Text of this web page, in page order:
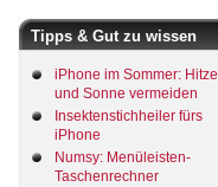
Tipps & Gut zu wissen
iPhone im Sommer: Hitze
und Sonne vermeiden
Insektenstichheiler fürs
iPhone
Numsy: Menüleisten-
Taschenrechner